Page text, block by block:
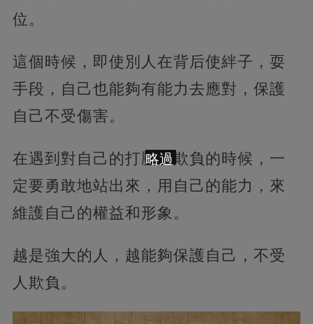
位。
這個時候，即使別人在背后使絆子，耍
手段，自己也能夠有能力去應對，保護
自己不受傷害。
在遇到對自己的打壓和欺負的時候，一
定要勇敢地站出來，用自己的能力，來
維護自己的權益和形象。
越是強大的人，越能夠保護自己，不受
人欺負。
略過